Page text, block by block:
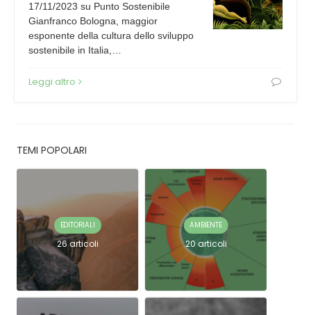
17/11/2023 su Punto Sostenibile
Gianfranco Bologna, maggior
esponente della cultura dello sviluppo
sostenibile in Italia,…
Leggi altro
TEMI POPOLARI
EDITORIALI
26 articoli
AMBIENTE
20 articoli